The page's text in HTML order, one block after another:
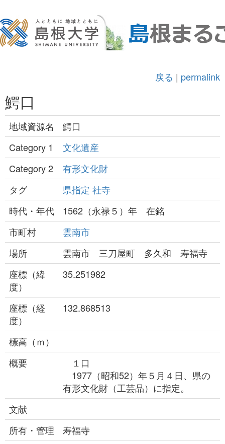
戻る | permalink
鰐口
地域資源名
鰐口
Category 1
文化遺産
Category 2
有形文化財
タグ
県指定 社寺
時代・年代
1562（永禄５）年 在銘
市町村
雲南市
場所
雲南市 三刀屋町 多久和 寿福寺
座標（緯
度）
35.251982
座標（経
度）
132.868513
標高（ｍ）
概要
１口
1977（昭和52）年５月４日、県の
有形文化財（工芸品）に指定。
文献
所有・管理
寿福寺